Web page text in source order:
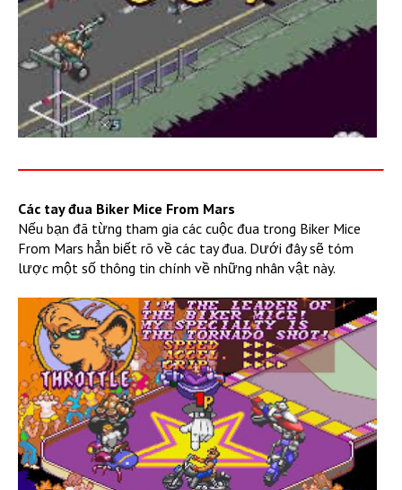
Các tay đua Biker Mice From Mars
Nếu bạn đã từng tham gia các cuộc đua trong Biker Mice
From Mars hẳn biết rõ về các tay đua. Dưới đây sẽ tóm
lược một số thông tin chính về những nhân vật này.